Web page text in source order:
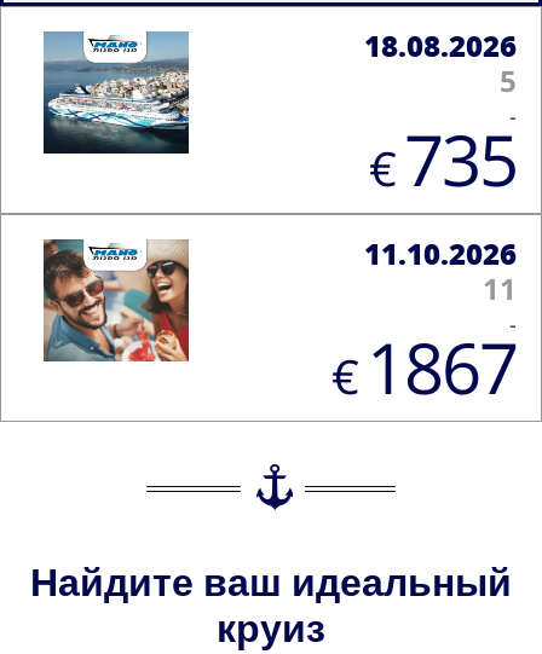
18.08.2026
5
-
€735
11.10.2026
11
-
€ 1867
Найдите ваш идеальный
круиз